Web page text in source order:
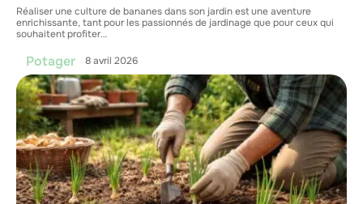
Réaliser une culture de bananes dans son jardin est une aventure
enrichissante, tant pour les passionnés de jardinage que pour ceux qui
souhaitent profiter…
Potager 8 avril 2026